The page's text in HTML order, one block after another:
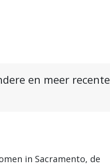
en meer recente
in Sacramento, de